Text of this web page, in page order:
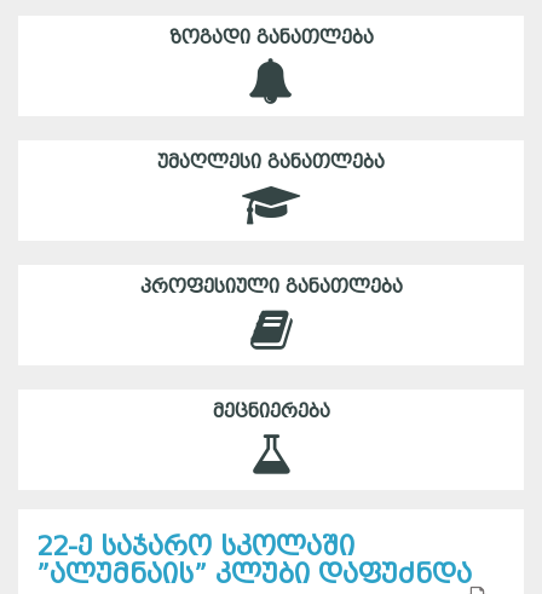
ᲖᲝᲒᲐᲓᲘ ᲒᲐᲜᲐᲗᲚᲔᲑᲐ
ᲣᲛᲐᲦᲚᲔᲡᲘ ᲒᲐᲜᲐᲗᲚᲔᲑᲐ
ᲞᲠᲝᲤᲔᲡᲘᲣᲚᲘ ᲒᲐᲜᲐᲗᲚᲔᲑᲐ
ᲛᲔᲪᲜᲘᲔᲠᲔᲑᲐ
22-ე საჯარო სკოლაში
”ალუმნაის” კლუბი დაფუძნდა